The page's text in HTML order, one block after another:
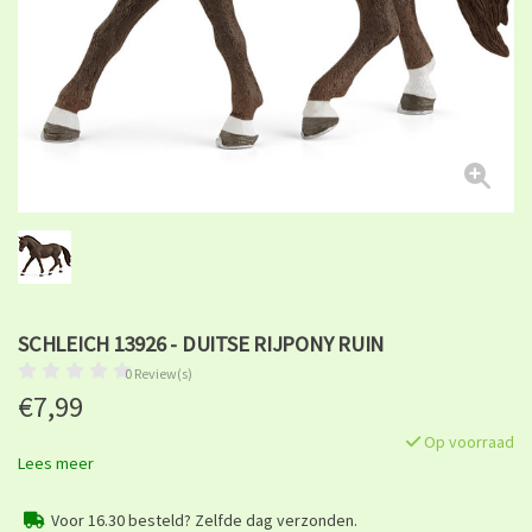
SCHLEICH 13926 - DUITSE RIJPONY RUIN
0 Review(s)
€7,99
Op voorraad
Lees meer
Voor 16.30 besteld? Zelfde dag verzonden.